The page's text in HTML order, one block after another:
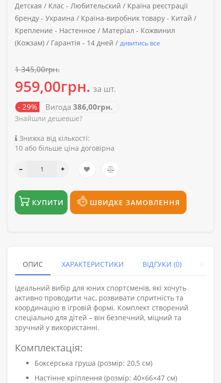
Детская / Клас - Любительский / Країна реєстрації
бренду - Украина / Країна-виробник товару - Китай /
Крепление - Настенное / Матеріал - Кожвинил
(Кожзам) / Гарантія - 14 дней / дивитись все
1 345,00грн.
959,00грн. за шт.
- 29% Вигода 386,00грн.
Знайшли дешевше?
Знижка від кількості:
10 або більше ціна договірна
КУПИТИ ШВИДКЕ ЗАМОВЛЕННЯ
ОПИС ХАРАКТЕРИСТИКИ ВІДГУКИ (0)
Ідеальний вибір для юних спортсменів, які хочуть
активно проводити час, розвивати спритність та
координацію в ігровій формі. Комплект створений
спеціально для дітей – він безпечний, міцний та
зручний у використанні.
Комплектація:
Боксерська груша (розмір: 20,5 см)
Настінне кріплення (розмір: 40×66×47 см)